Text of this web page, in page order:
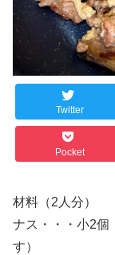
Twitter
Pocket
材料（2人分）
ナス・・・小2
す）